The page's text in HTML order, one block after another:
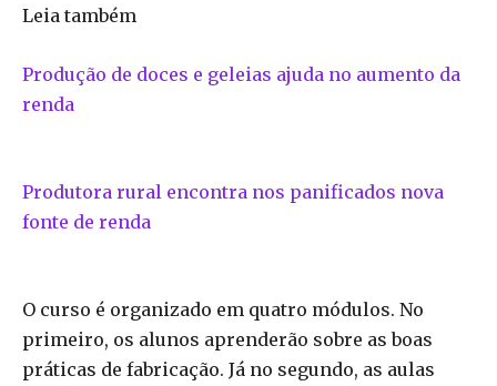
Leia também
Produção de doces e geleias ajuda no aumento da
renda
Produtora rural encontra nos panificados nova
fonte de renda
O curso é organizado em quatro módulos. No
primeiro, os alunos aprenderão sobre as boas
práticas de fabricação. Já no segundo, as aulas